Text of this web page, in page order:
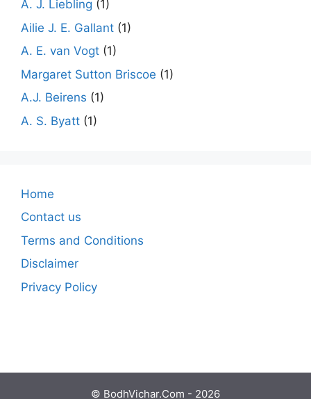
A. J. Liebling (1)
Ailie J. E. Gallant (1)
A. E. van Vogt (1)
Margaret Sutton Briscoe (1)
A.J. Beirens (1)
A. S. Byatt (1)
Home
Contact us
Terms and Conditions
Disclaimer
Privacy Policy
© BodhVichar.Com - 2026